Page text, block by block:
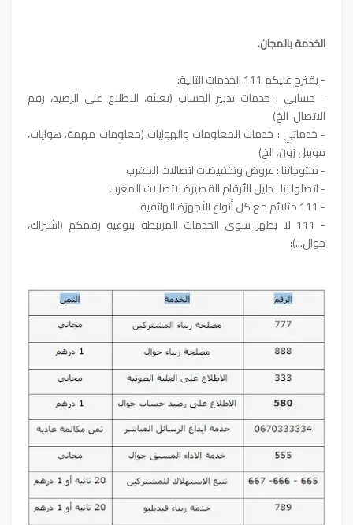
الخدمة بالمجان.
- يقترح عليكم 111 الخدمات التالية:
- حسابي : خدمات تدبير الحساب (تعبئة، الاطلاع على الرصيد، رقم
الاتصال، الخ)
- خدماتي : خدمات المعلومات والهوايات (معلومات مهمة، هوايات،
موبيل زون، الخ)
- منتوجاتنا : عروض وتخفيضات اتصالات المغرب
- اتصلوا بنا : دليل الأرقام القصيرة لاتصالات المغرب
- 111 متلائم مع كل أنواع الأجهزة الهاتفية.
- 111 لا يظهر سوى الخدمات المرتبطة بنوعية رقمكم (اشتراك،
جوال...):